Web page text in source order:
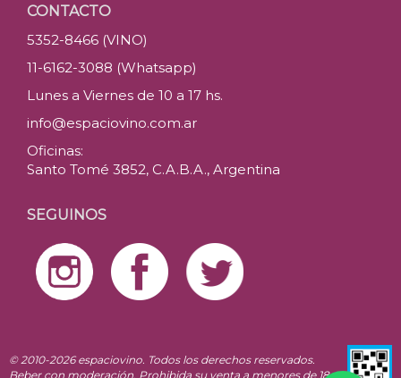
CONTACTO
5352-8466 (VINO)
11-6162-3088 (Whatsapp)
Lunes a Viernes de 10 a 17 hs.
info@espaciovino.com.ar
Oficinas:
Santo Tomé 3852, C.A.B.A., Argentina
SEGUINOS
© 2010-2026 espaciovino. Todos los derechos reservados.
Beber con moderación. Prohibida su venta a menores de 18